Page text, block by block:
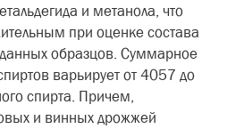
и метанола, что
при оценке состава
образцов. Суммарное
варьирует от 4057 до
спирта. Причем,
и винных дрожжей